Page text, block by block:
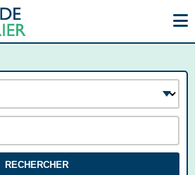
RECHERCHER